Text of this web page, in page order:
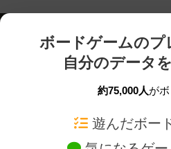
ボードゲームのプ
自分のデータ
約75,000人が
遊んだボー